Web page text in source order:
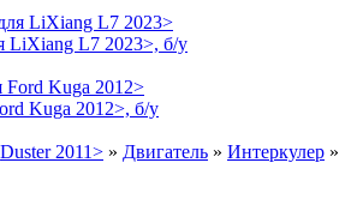
LiXiang L7 2023>, б/у
Kuga 2012>, б/у
Duster 2011> » Двигатель » Интеркулер »